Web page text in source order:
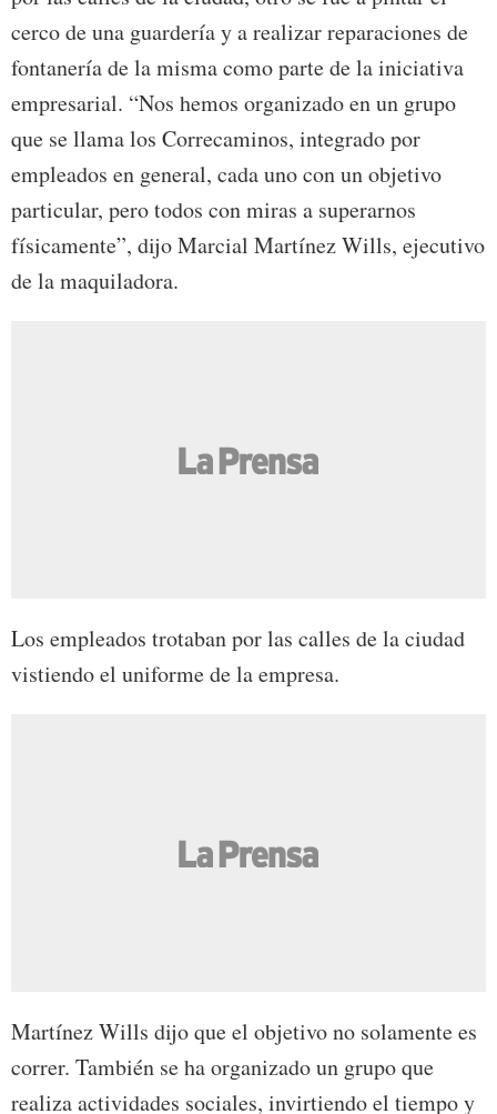
cerco de una guardería y a realizar reparaciones de
fontanería de la misma como parte de la iniciativa
empresarial. “Nos hemos organizado en un grupo
que se llama los Correcaminos, integrado por
empleados en general, cada uno con un objetivo
particular, pero todos con miras a superarnos
físicamente”, dijo Marcial Martínez Wills, ejecutivo
de la maquiladora.
Los empleados trotaban por las calles de la ciudad
vistiendo el uniforme de la empresa.
Martínez Wills dijo que el objetivo no solamente es
correr. También se ha organizado un grupo que
realiza actividades sociales, invirtiendo el tiempo y